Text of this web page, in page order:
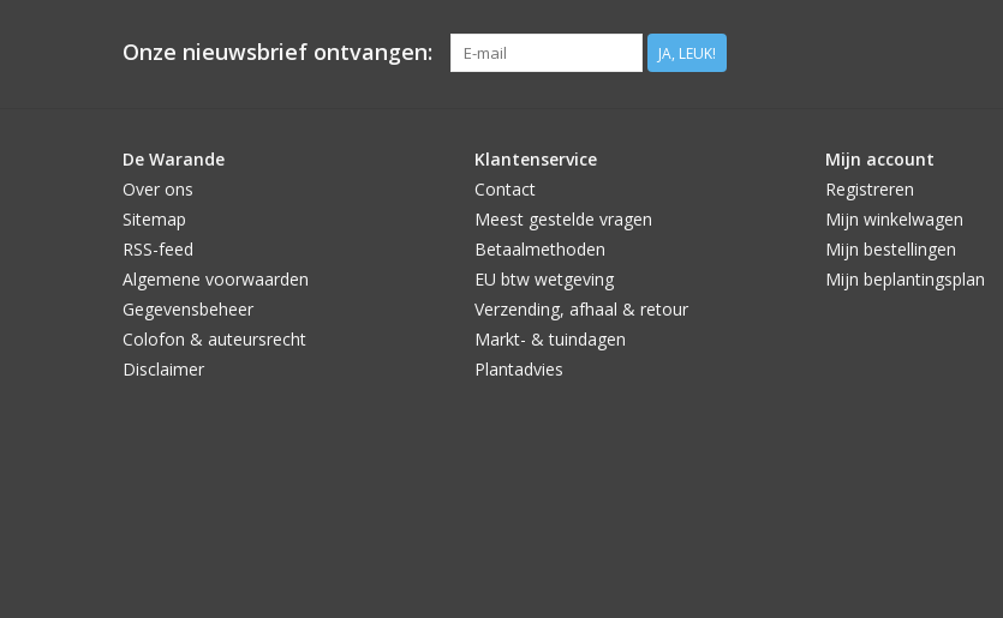
Onze nieuwsbrief ontvangen: JA, LEUK!
De Warande
Over ons
Sitemap
RSS-feed
Algemene voorwaarden
Gegevensbeheer
Colofon & auteursrecht
Disclaimer
Klantenservice
Contact
Meest gestelde vragen
Betaalmethoden
EU btw wetgeving
Verzending, afhaal & retour
Markt- & tuindagen
Plantadvies
Mijn account
Registreren
Mijn winkelwagen
Mijn bestellingen
Mijn beplantingsplan